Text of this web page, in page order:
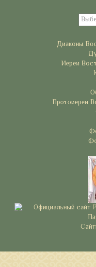
Диаконы
Иереи
Протоиереи